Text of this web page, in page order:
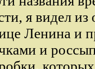
я видел
Ленина и
и